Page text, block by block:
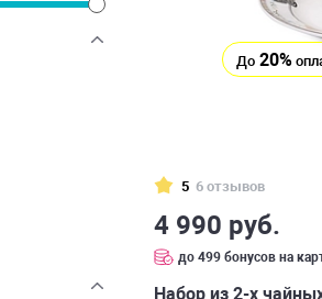
До 20%
5 6 отзывов
4 990 руб.
до 499 бонусов на
Набор из 2-х